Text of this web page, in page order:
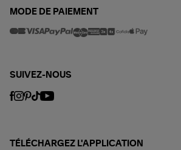
MODE DE PAIEMENT
SUIVEZ-NOUS
TÉLÉCHARGEZ L'APPLICATION